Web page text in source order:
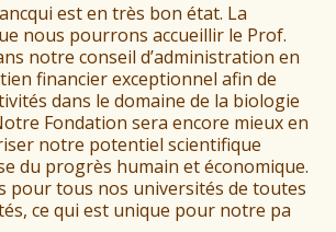
est en très bon état. La
nous pourrons accueillir le Prof.
notre conseil d’administration en
financier exceptionnel afin de
dans le domaine de la biologie
Fondation sera encore mieux en
notre potentiel scientifique
du progrès humain et économique.
pour tous nos universités de toutes
ce qui est unique pour notre pa